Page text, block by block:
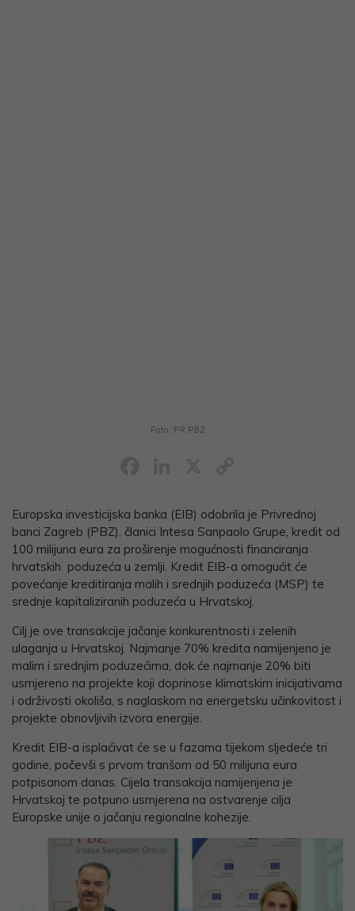
Foto: PR PBZ
Europska investicijska banka (EIB) odobrila je Privrednoj
banci Zagreb (PBZ), članici Intesa Sanpaolo Grupe, kredit od
100 milijuna eura za proširenje mogućnosti financiranja
hrvatskih poduzeća u zemlji. Kredit EIB-a omogućit će
povećanje kreditiranja malih i srednjih poduzeća (MSP) te
srednje kapitaliziranih poduzeća u Hrvatskoj.
Cilj je ove transakcije jačanje konkurentnosti i zelenih
ulaganja u Hrvatskoj. Najmanje 70% kredita namijenjeno je
malim i srednjim poduzećima, dok će najmanje 20% biti
usmjereno na projekte koji doprinose klimatskim inicijativama
i održivosti okoliša, s naglaskom na energetsku učinkovitost i
projekte obnovljivih izvora energije.
Kredit EIB-a isplaćivat će se u fazama tijekom sljedeće tri
godine, počevši s prvom tranšom od 50 milijuna eura
potpisanom danas. Cijela transakcija namijenjena je
Hrvatskoj te potpuno usmjerena na ostvarenje cilja
Europske unije o jačanju regionalne kohezije.